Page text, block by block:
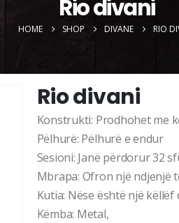
Rio divani
HOME SHOP DIVANE RIO
Rio divani
Konstrukti: Prodhohet me
Pëlhurë: Pëlhurë e endur
Sesioni: Janë përdorur 32
Mbrapa: Ofron një ndjenjë
Kutia: Nëse është një
Këmba: Metal,